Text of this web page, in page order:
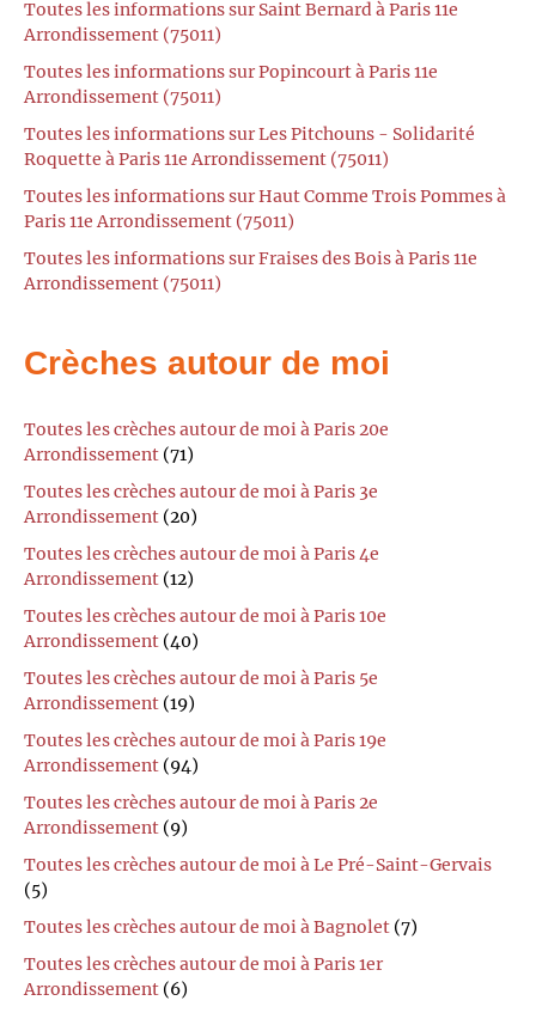
Toutes les informations sur Saint Bernard à Paris 11e
Arrondissement (75011)
Toutes les informations sur Popincourt à Paris 11e
Arrondissement (75011)
Toutes les informations sur Les Pitchouns - Solidarité
Roquette à Paris 11e Arrondissement (75011)
Toutes les informations sur Haut Comme Trois Pommes à
Paris 11e Arrondissement (75011)
Toutes les informations sur Fraises des Bois à Paris 11e
Arrondissement (75011)
Crèches autour de moi
Toutes les crèches autour de moi à Paris 20e
Arrondissement (71)
Toutes les crèches autour de moi à Paris 3e
Arrondissement (20)
Toutes les crèches autour de moi à Paris 4e
Arrondissement (12)
Toutes les crèches autour de moi à Paris 10e
Arrondissement (40)
Toutes les crèches autour de moi à Paris 5e
Arrondissement (19)
Toutes les crèches autour de moi à Paris 19e
Arrondissement (94)
Toutes les crèches autour de moi à Paris 2e
Arrondissement (9)
Toutes les crèches autour de moi à Le Pré-Saint-Gervais
(5)
Toutes les crèches autour de moi à Bagnolet (7)
Toutes les crèches autour de moi à Paris 1er
Arrondissement (6)